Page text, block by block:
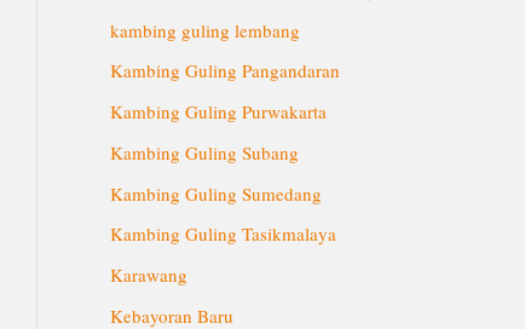
kambing guling lembang
Kambing Guling Pangandaran
Kambing Guling Purwakarta
Kambing Guling Subang
Kambing Guling Sumedang
Kambing Guling Tasikmalaya
Karawang
Kebayoran Baru